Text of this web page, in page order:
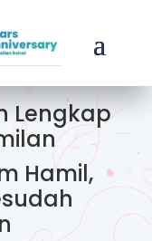
Lengkap
Hamil,